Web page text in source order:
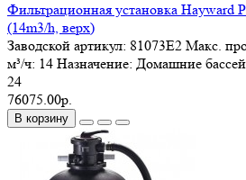
Фильтрационная установка Hayward
(14m3/h, верх)
Заводской артикул: 81073E2 Макс.
м³/ч: 14 Назначение: Домашние
24
76075.00р.
В корзину